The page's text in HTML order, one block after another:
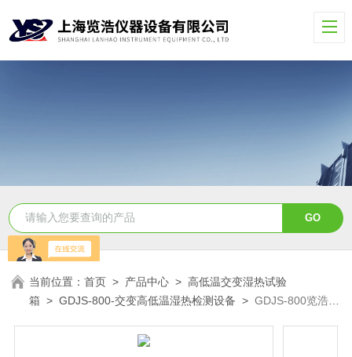
当前位置：首页 > 产品中心 >高低温交变湿热试验
箱 >GDJS-800-交变高低温湿热检测设备 >GDJS-800览浩交